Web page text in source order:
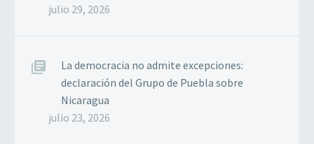
julio 29, 2026
La democracia no admite excepciones:
declaración del Grupo de Puebla sobre
Nicaragua
julio 23, 2026